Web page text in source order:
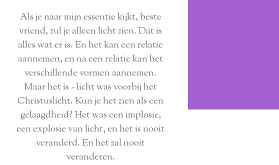
Als je naar mijn essentie kijkt, beste
vriend, zul je alleen licht zien. Dat is
alles wat er is. En het kan een relatie
aannemen, en na een relatie kan het
verschillende vormen aannemen.
Maar het is - licht was voorbij het
Christuslicht. Kun je het zien als een
gelaagdheid? Het was een implosie,
een explosie van licht, en het is nooit
veranderd. En het zal nooit
veranderen.